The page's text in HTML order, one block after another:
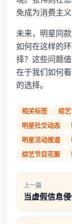
免成为消费主义
未来，明星同
如何在这样的
择？这些问题
在于我们如何
的选择。
相关标签 综
明星社交动态
明星活动报道
综艺节目花絮
上一篇
当虚假信息